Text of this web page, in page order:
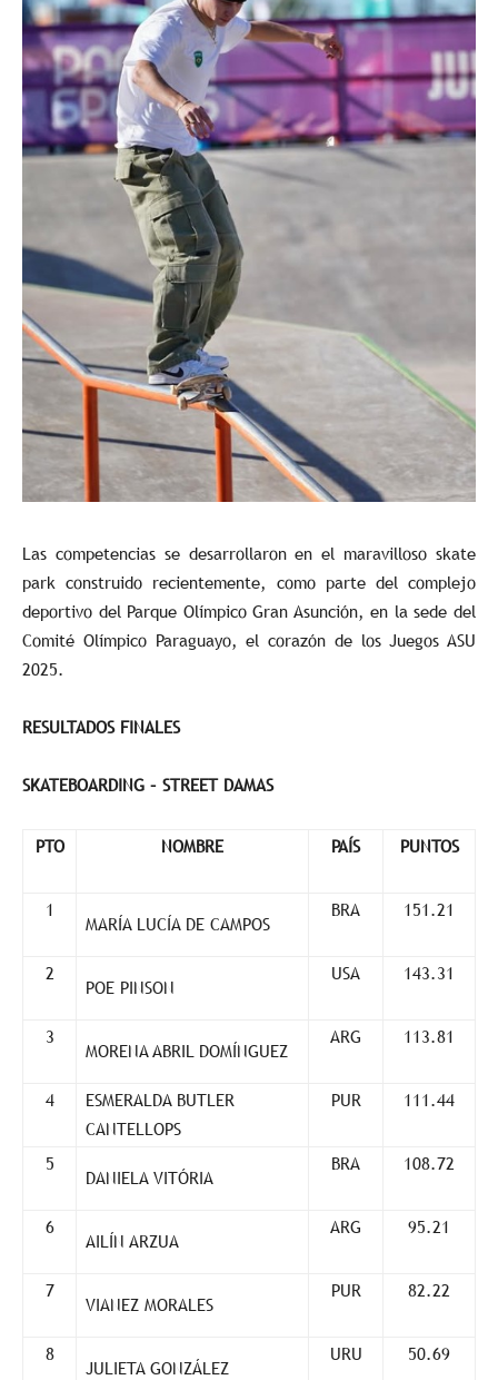
Las competencias se desarrollaron en el maravilloso skate
park construido recientemente, como parte del complejo
deportivo del Parque Olímpico Gran Asunción, en la sede del
Comité Olímpico Paraguayo, el corazón de los Juegos ASU
2025.
RESULTADOS FINALES
SKATEBOARDING – STREET DAMAS
PTO NOMBRE PAÍS PUNTOS
1
MARÍA LUCÍA DE CAMPOS
BRA 151.21
2
POE PINSON
USA 143.31
3
MORENA ABRIL DOMÍNGUEZ
ARG 113.81
4
ESMERALDA BUTLER
CANTELLOPS
PUR 111.44
5
DANIELA VITÓRIA
BRA 108.72
6
AILÍN ARZUA
ARG 95.21
7
VIANEZ MORALES
PUR 82.22
8
JULIETA GONZÁLEZ
URU 50.69